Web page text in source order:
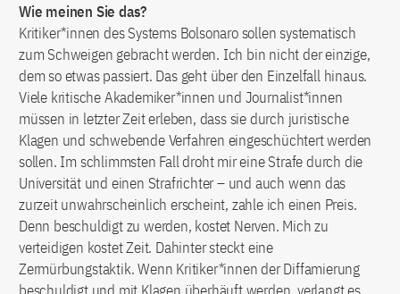
Wie meinen Sie das?
Kritiker*innen des Systems Bolsonaro sollen systematisch
zum Schweigen gebracht werden. Ich bin nicht der einzige,
dem so etwas passiert. Das geht über den Einzelfall hinaus.
Viele kritische Akademiker*innen und Journalist*innen
müssen in letzter Zeit erleben, dass sie durch juristische
Klagen und schwebende Verfahren eingeschüchtert werden
sollen. Im schlimmsten Fall droht mir eine Strafe durch die
Universität und einen Strafrichter – und auch wenn das
zurzeit unwahrscheinlich erscheint, zahle ich einen Preis.
Denn beschuldigt zu werden, kostet Nerven. Mich zu
verteidigen kostet Zeit. Dahinter steckt eine
Zermürbungstaktik. Wenn Kritiker*innen der Diffamierung